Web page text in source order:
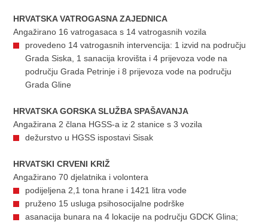
HRVATSKA VATROGASNA ZAJEDNICA
Angažirano 16 vatrogasaca s 14 vatrogasnih vozila
provedeno 14 vatrogasnih intervencija: 1 izvid na području
Grada Siska, 1 sanacija krovišta i 4 prijevoza vode na
području Grada Petrinje i 8 prijevoza vode na području
Grada Gline
HRVATSKA GORSKA SLUŽBA SPAŠAVANJA
Angažirana 2 člana HGSS-a iz 2 stanice s 3 vozila
dežurstvo u HGSS ispostavi Sisak
HRVATSKI CRVENI KRIŽ
Angažirano 70 djelatnika i volontera
podijeljena 2,1 tona hrane i 1421 litra vode
pruženo 15 usluga psihosocijalne podrške
asanacija bunara na 4 lokacije na području GDCK Glina;